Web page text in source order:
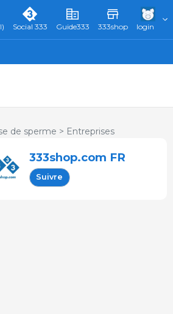
Social 333 Guide333 333shop login
de sperme > Entreprises
333shop.com FR
Suivre